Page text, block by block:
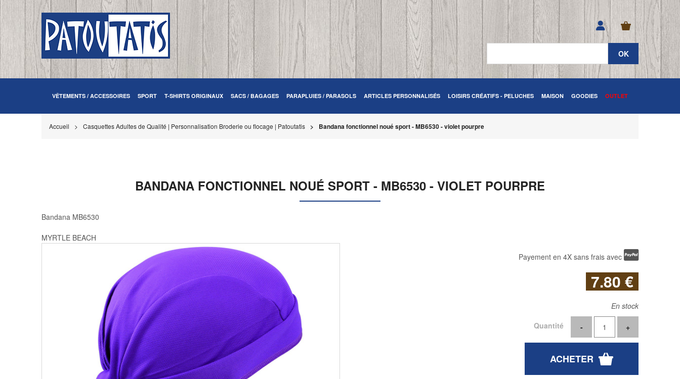
VÊTEMENTS / ACCESSOIRES SPORT T-SHIRTS ORIGINAUX SACS / BAGAGES PARAPLUIES / PARASOLS ARTICLES PERSONNALISÉS LOISIRS CRÉATIFS - PELUCHES MAISON GOODIES OUTLET
Accueil Casquettes Adultes de Qualité | Personnalisation Broderie ou flocage | Patoutatis Bandana fonctionnel noué sport - MB6530 - violet pourpre
BANDANA FONCTIONNEL NOUÉ SPORT - MB6530 - VIOLET POURPRE
Bandana MB6530
MYRTLE BEACH
Payement en 4X sans frais avec
7.80 €
En stock
Quantité